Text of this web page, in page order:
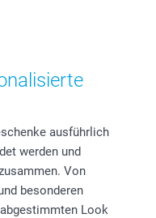
ausführlich
werden und
Von
besonderen
Look